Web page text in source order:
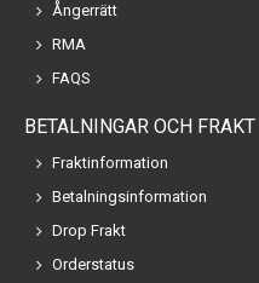
Ångerrätt
RMA
FAQS
BETALNINGAR OCH FRAKT
Fraktinformation
Betalningsinformation
Drop Frakt
Orderstatus